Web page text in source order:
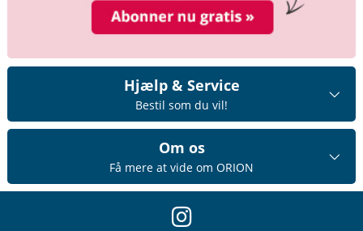
Hjælp & Service
Bestil som du vil!
Om os
Få mere at vide om ORION
instagram